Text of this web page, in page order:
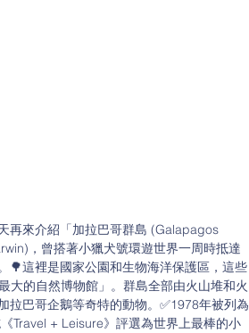
再來介紹「加拉巴哥群島 (Galapagos
，曾搭著小獵犬號環遊世界一周時抵達
🌳這裡是國家公園和生物海洋保護區，這些
大的自然博物館」。群島全部由火山堆和火
拉巴哥企鵝等奇特的動物。✅1978年被列為
Travel + Leisure》評選為世界上最棒的小